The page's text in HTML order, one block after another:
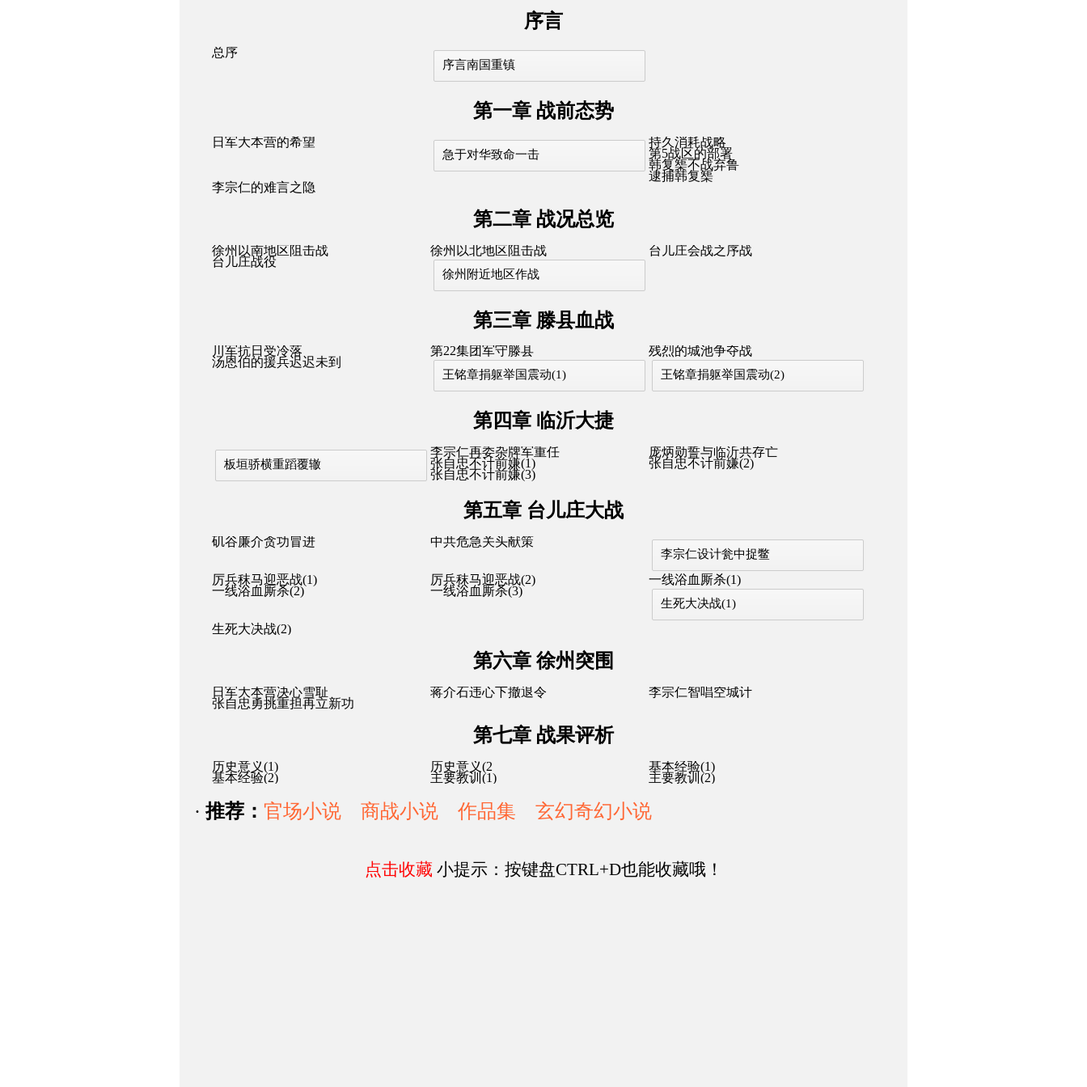
序言
总序
序言南国重镇
第一章 战前态势
日军大本营的希望
急于对华致命一击
持久消耗战略
第5战区的部署
韩复榘不战弃鲁
逮捕韩复榘
李宗仁的难言之隐
第二章 战况总览
徐州以南地区阻击战 徐州以北地区阻击战
台儿庄会战之序战
台儿庄战役
徐州附近地区作战
第三章 滕县血战
川军抗日受冷落 第22集团军守滕县
残烈的城池争夺战
汤恩伯的援兵迟迟未到
王铭章捐躯举国震动(1) 王铭章捐躯举国震动(2)
第四章 临沂大捷
板垣骄横重蹈覆辙
李宗仁再委杂牌军重任
庞炳勋誓与临沂共存亡
张自忠不计前嫌(1)
张自忠不计前嫌(2)
张自忠不计前嫌(3)
第五章 台儿庄大战
矶谷廉介贪功冒进 中共危急关头献策
李宗仁设计瓮中捉鳖
厉兵秣马迎恶战(1) 厉兵秣马迎恶战(2)
一线浴血厮杀(1)
一线浴血厮杀(2)
一线浴血厮杀(3)
生死大决战(1)
生死大决战(2)
第六章 徐州突围
日军大本营决心雪耻 蒋介石违心下撤退令
李宗仁智唱空城计
张自忠勇挑重担再立新功
第七章 战果评析
历史意义(1) 历史意义(2
基本经验(1)
基本经验(2)
主要教训(1) 主要教训(2)
· 推荐： 官场小说 商战小说 作品集 玄幻奇幻小说
点击收藏 小提示：按键盘CTRL+D也能收藏哦！